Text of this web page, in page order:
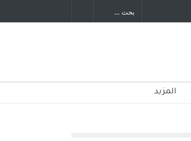
– الولايات المتحدة
الامريكية
المزيد